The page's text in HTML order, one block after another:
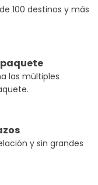
100 destinos y más
las múltiples
y sin grandes